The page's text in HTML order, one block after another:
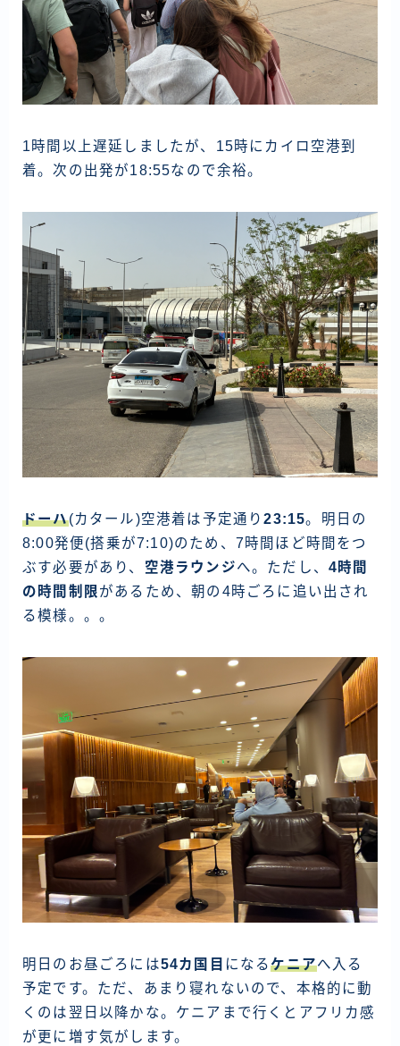
1時間以上遅延しましたが、15時にカイロ空港到
着。次の出発が18:55なので余裕。
ドーハ(カタール)空港着は予定通り23:15。明日の
8:00発便(搭乗が7:10)のため、7時間ほど時間をつ
ぶす必要があり、 空港ラウンジへ。ただし、4時間
の時間制限があるため、朝の4時ごろに追い出され
る模様。。。
明日のお昼ごろには54カ国目 になるケニアへ入る
予定です。ただ、あまり寝れないので、本格的に動
くのは翌日以降かな。ケニアまで行くとアフリカ感
が更に増す気がします。